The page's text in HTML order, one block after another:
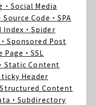
・Social Media
Source Code ・SPA
Index ・Spider
・Sponsored Post
Page ・SSL
Static Content
Header
Structured Content
・Subdirectory